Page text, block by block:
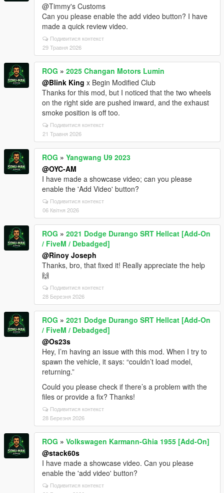
@Timmy's Customs
Can you please enable the add video button? I have
made a quick review video.
Подивитися контекст
29 Травня 2026
ROG » 2025 Changan Motors Lumin
@Blink King x Begin Modified Club
Thanks for this mod, but I noticed that the two wheels
on the right side are pushed inward, and the exhaust
smoke position is off too.
Подивитися контекст
21 Травня 2026
ROG » Yangwang U9 2023
@OYC-AM
I have made a showcase video; can you please
enable the 'Add Video' button?
Подивитися контекст
06 Квітня 2026
ROG » 2021 Dodge Durango SRT Hellcat [Add-On
/ FiveM / Debadged]
@Rinoy Joseph
Thanks, bro, that fixed it! Really appreciate the help
🙌
Подивитися контекст
28 Березня 2026
ROG » 2021 Dodge Durango SRT Hellcat [Add-On
/ FiveM / Debadged]
@Os23s
Hey, I’m having an issue with this mod. When I try to
spawn the vehicle, it says: “couldn’t load model,
returning.”
Could you please check if there’s a problem with the
files or provide a fix? Thanks!
Подивитися контекст
28 Березня 2026
ROG » Volkswagen Karmann-Ghia 1955 [Add-On]
@stack60s
I have made a showcase video. Can you please
enable the 'add video' button?
Подивитися контекст